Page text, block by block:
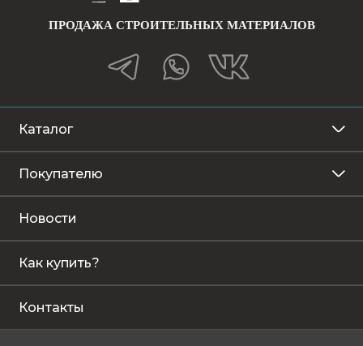
ПРОДАЖА СТРОИТЕЛЬНЫХ МАТЕРИАЛОВ
Каталог
Покупателю
Новости
Как купить?
Контакты